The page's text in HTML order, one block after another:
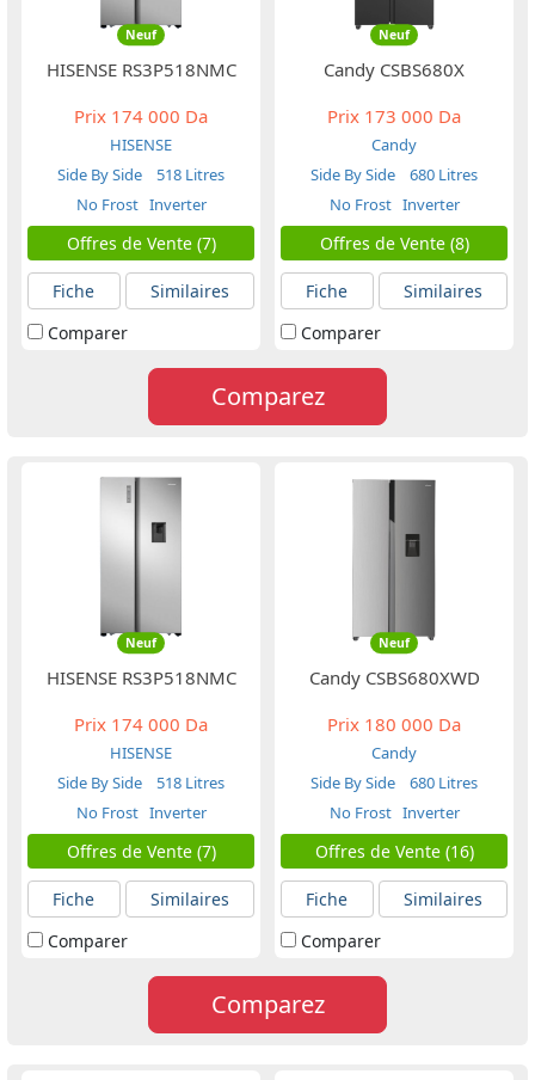
Neuf
HISENSE RS3P518NMC
Prix 174 000 Da
HISENSE
Side By Side
518 Litres
No Frost Inverter
Offres de Vente (7)
Fiche
Similaires
Comparer
Neuf
Candy CSBS680X
Prix 173 000 Da
Candy
Side By Side
680 Litres
No Frost Inverter
Offres de Vente (8)
Fiche
Similaires
Comparer
Comparez
Neuf
HISENSE RS3P518NMC
Prix 174 000 Da
HISENSE
Side By Side
518 Litres
No Frost Inverter
Offres de Vente (7)
Fiche
Similaires
Comparer
Neuf
Candy CSBS680XWD
Prix 180 000 Da
Candy
Side By Side
680 Litres
No Frost Inverter
Offres de Vente (16)
Fiche
Similaires
Comparer
Comparez